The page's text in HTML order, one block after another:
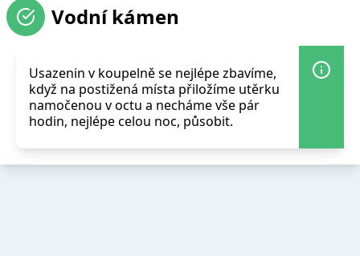
Vodní kámen
Usazenin v koupelně se nejlépe zbavíme,
když na postižená místa přiložíme utěrku
namočenou v octu a necháme vše pár
hodin, nejlépe celou noc, působit.